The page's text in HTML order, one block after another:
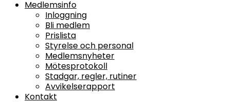
Medlemsinfo
Inloggning
Bli medlem
Prislista
Styrelse och personal
Medlemsnyheter
Mötesprotokoll
Stadgar, regler, rutiner
Avvikelserapport
Kontakt